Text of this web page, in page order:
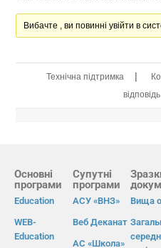
Вибачте , ви повинні увійти в
Технічна підтримка |
відповідь
Основні
програми
Education
WEB-
Education
Супутні
програми
АСУ «ВНЗ»
Веб Деканат
АС «Школа»
Вища